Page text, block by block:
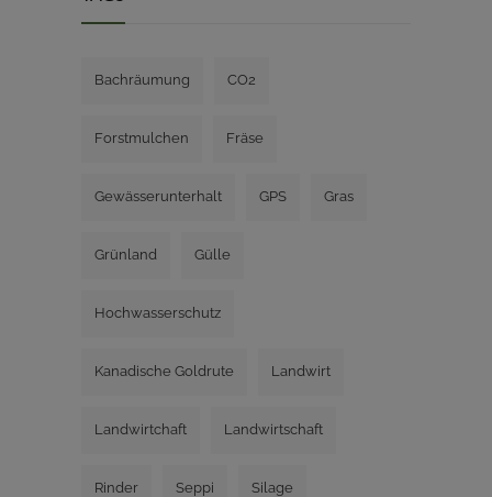
Bachräumung CO2
Forstmulchen Fräse
Gewässerunterhalt GPS Gras
Grünland Gülle
Hochwasserschutz
Kanadische Goldrute Landwirt
Landwirtchaft Landwirtschaft
Rinder Seppi Silage